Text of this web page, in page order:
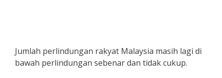
Jumlah perlindungan rakyat Malaysia masih lagi di
bawah perlindungan sebenar dan tidak cukup.